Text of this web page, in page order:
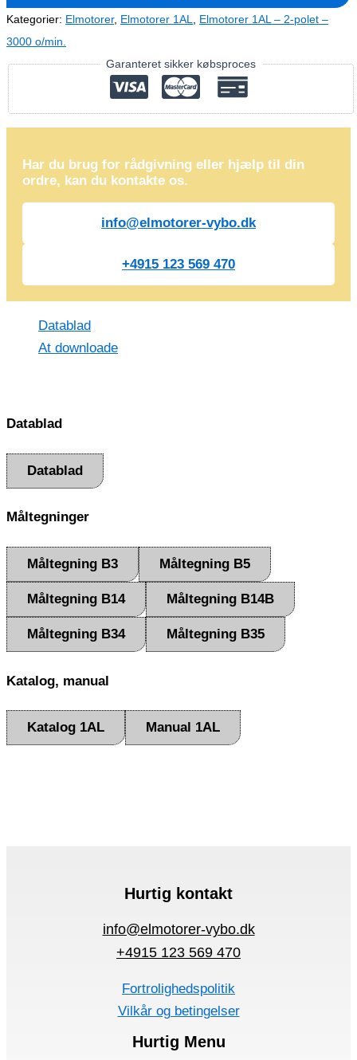
(400V-
2720
o/min)
antal
Kategorier: Elmotorer, Elmotorer 1AL
Elmotorer 1AL – 2-polet –
3000 o/min.
Garanteret sikker købsproces
Har du brug for rådgivning eller hjælp til din
ordre, kan du kontakte os.
info@elmotorer-vybo.dk
+4915 123 569 470
Datablad
At downloade
Datablad
Datablad
Måltegninger
Måltegning B3 Måltegning B5
Måltegning B14 Måltegning B14B
Måltegning B34 Måltegning B35
Katalog, manual
Katalog 1AL Manual 1AL
Hurtig kontakt
info@elmotorer-vybo.dk
+4915 123 569 470
Fortrolighedspolitik
Vilkår og betingelser
Hurtig Menu